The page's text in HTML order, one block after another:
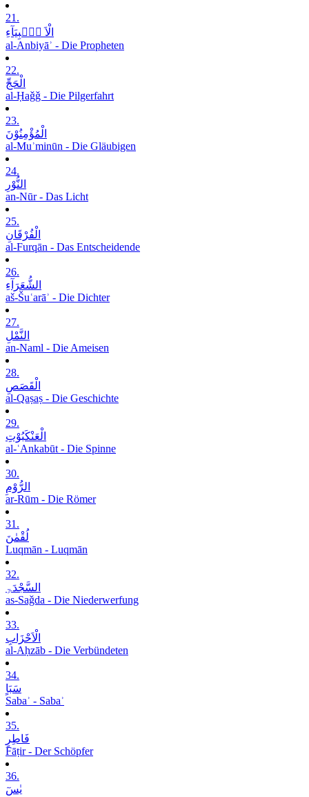
21.
الْاَ نۡۢبِیَآءِ
al-Anbiyāʾ - Die Propheten
22.
الْحَجِّ
al-Ḥaǧǧ - Die Pilgerfahrt
23.
الْمُؤْمِنُوْنَ
al-Muʾminūn - Die Gläubigen
24.
النُّوْرِ
an-Nūr - Das Licht
25.
الْفُرْقَانِ
al-Furqān - Das Entscheidende
26.
الشُّعَرَآءِ
aš-Šuʿarāʾ - Die Dichter
27.
النَّمْلِ
an-Naml - Die Ameisen
28.
الْقَصَصِ
al-Qaṣaṣ - Die Geschichte
29.
الْعَنْکَبُوْتِ
al-ʿAnkabūt - Die Spinne
30.
الرُّوْمِ
ar-Rūm - Die Römer
31.
لُقْمٰنَ
Luqmān - Luqmān
32.
السَّجْدَۃِ
as-Saǧda - Die Niederwerfung
33.
الْاَحْزَابِ
al-Aḥzāb - Die Verbündeten
34.
سَبَاٍ
Sabaʾ - Sabaʾ
35.
فَاطِرٍ
Fāṭir - Der Schöpfer
36.
یٰسٓ